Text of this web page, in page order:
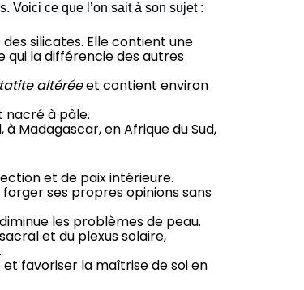
Voici ce que l’on sait à son sujet :
silicates. Elle contient une
qui la différencie des autres
altéréeet contient environ
nacré à pâle.
Madagascar, en Afrique du Sud,
et de paix intérieure.
ses propres opinions sans
les problèmes de peau.
et du plexus solaire,
.
favoriser la maîtrise de soi en